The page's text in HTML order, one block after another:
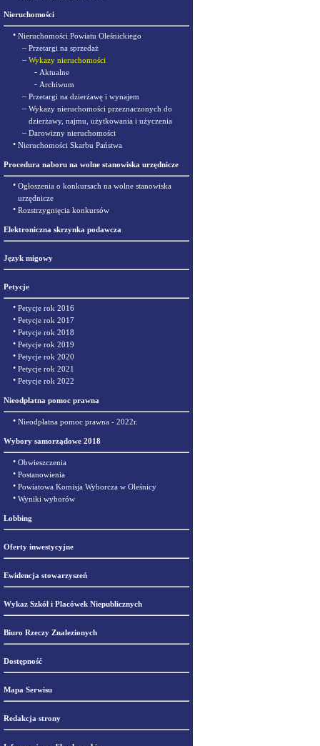
Nieruchomości
• Nieruchomości Powiatu Oleśnickiego
– Przetargi na sprzedaż
– Wykazy nieruchomości
- Aktualne
- Archiwum
– Przetargi na dzierżawę i wynajem
– Wykazy nieruchomości przeznaczonych do
dzierżawy, najmu, użytkowania i użyczenia
– Darowizny nieruchomości
• Nieruchomości Skarbu Państwa
Procedura naboru na wolne stanowiska urzędnicze
• Ogłoszenia o konkursach na wolne stanowiska
urzędnicze
• Rozstrzygnięcia konkursów
Elektroniczna skrzynka podawcza
Język migowy
Petycje
• Petycje rok 2016
• Petycje rok 2017
• Petycje rok 2018
• Petycje rok 2019
• Petycje rok 2020
• Petycje rok 2021
• Petycje rok 2022
Nieodpłatna pomoc prawna
• Nieodpłatna pomoc prawna - 2022r.
Wybory samorządowe 2018
• Obwieszczenia
• Postanowienia
• Powiatowa Komisja Wyborcza w Oleśnicy
• Wyniki wyborów
Lobbing
Oferty inwestycyjne
Ewidencja stowarzyszeń
Wykaz Szkół i Placówek Niepublicznych
Biuro Rzeczy Znalezionych
Dostępność
Mapa Serwisu
Redakcja strony